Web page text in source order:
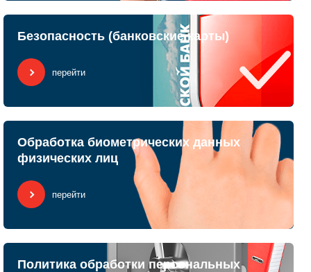
Безопасность (банковские карты)
перейти
Обработка биометрических данных
физических лиц
перейти
Политика обработки персональных